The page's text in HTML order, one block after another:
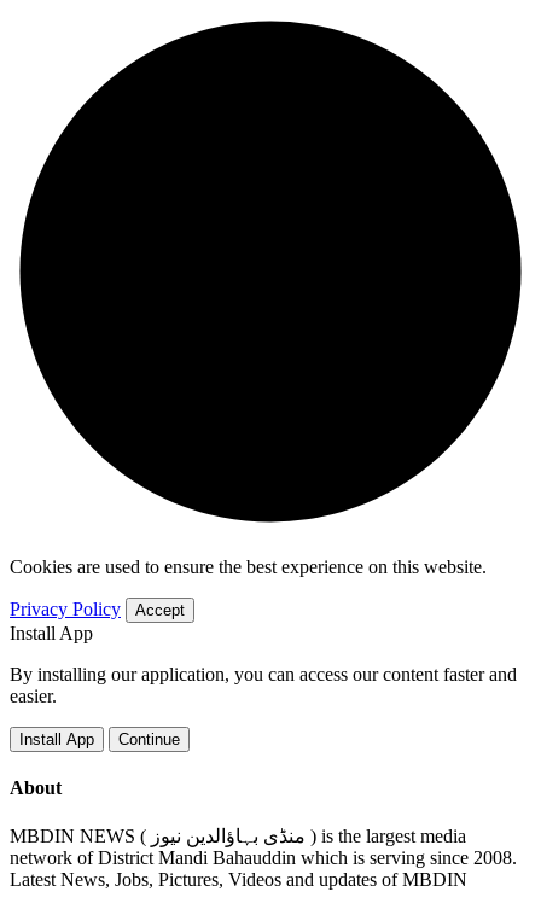
Cookies are used to ensure the best experience on this website.
Privacy Policy Accept
Install App
By installing our application, you can access our content faster and
easier.
Install App Continue
About
MBDIN NEWS ( منڈی بہاؤالدین نیوز ) is the largest media
network of District Mandi Bahauddin which is serving since 2008.
Latest News, Jobs, Pictures, Videos and updates of MBDIN